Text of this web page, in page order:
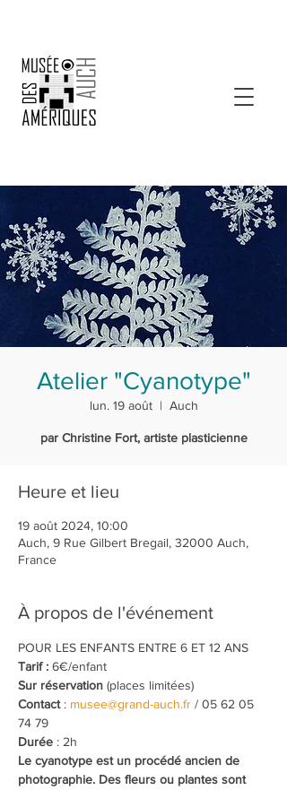
Atelier "Cyanotype"
lun. 19 août
  |
Auch
par Christine Fort, artiste plasticienne
Heure et lieu
19 août 2024, 10:00
Auch, 9 Rue Gilbert Bregail, 32000 Auch,
France
À propos de l'événement
POUR LES ENFANTS ENTRE 6 ET 12 ANS
Tarif : 6€/enfant
Sur réservation (places limitées)
Contact : musee@grand-auch.fr / 05 62 05
74 79
Durée : 2h
Le cyanotype est un procédé ancien de
photographie. Des fleurs ou plantes sont